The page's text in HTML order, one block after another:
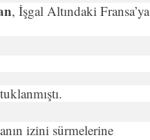
, İşgal Altındaki Fransa’ya
izini sürmelerine